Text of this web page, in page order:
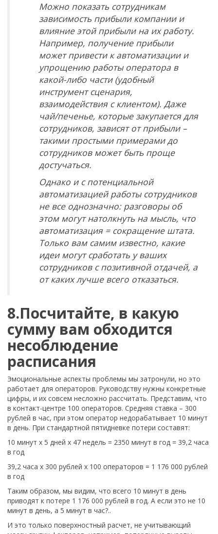
Можно показать сотрудникам
зависимость прибыли компании и
влияние этой прибыли на их работу.
Например, получение прибыли
может привести к автоматизации и
упрощению работы оператора в
какой-либо части (удобный
инструмент сценария,
взаимодействия с клиентом). Даже
чай/печенье, которые закупается для
сотрудников, зависят от прибыли –
такими простыми примерами до
сотрудников может быть проще
достучаться.
Однако и с потенциальной
автоматизацией работы сотрудников
не все однозначно: разговоры об
этом могут натолкнуть на мысль, что
автоматизация = сокращение штата.
Только вам самим известно, какие
идеи могут сработать у ваших
сотрудников с позитивной отдачей, а
от каких лучше всего отказаться.
8.Посчитайте, в какую
сумму вам обходится
несоблюдение
расписания
Эмоциональные аспекты проблемы мы затронули, но это
работает для операторов. Руководству нужны конкретные
цифры, и их совсем несложно рассчитать. Представим, что
в контакт-центре 100 операторов. Средняя ставка – 300
рублей в час, при этом оператор недорабатывает 10 минут
в день. При стандартной пятидневке потери составят:
10 минут х 5 дней х 47 недель = 2350 минут в год = 39,2 часа
в год
39,2 часа х 300 рублей х 100 операторов = 1 176 000 рублей
в год
Таким образом, мы видим, что всего 10 минут в день
приводят к потере 1 176 000 рублей в год. А если это не 10
минут в день, а 5 минут в час?..
И это только поверхностный расчет, не учитывающий